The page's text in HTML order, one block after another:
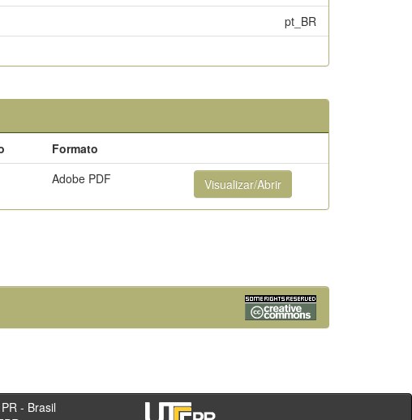
pt_BR
Formato
Adobe PDF Visualizar/Abrir
- PR - Brasil